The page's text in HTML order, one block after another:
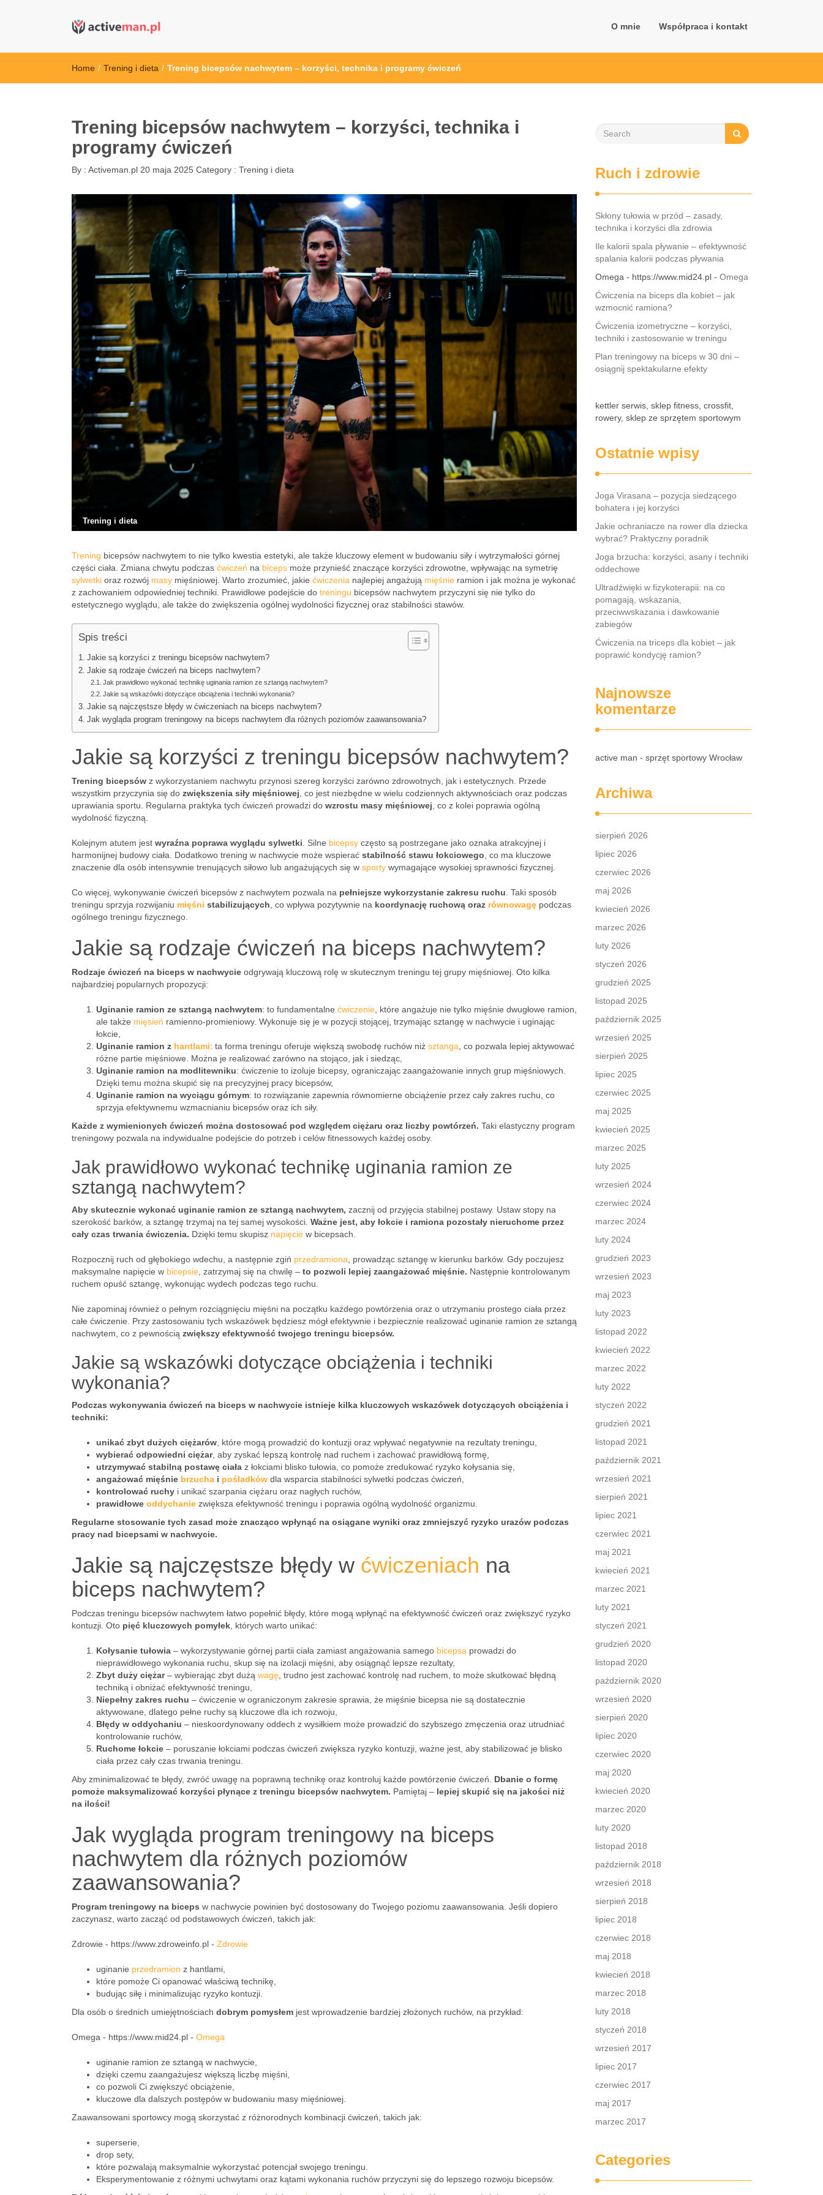
kettler serwis, sklep fitness, crossfit, rowery, sklep ze sprzętem sportowym
O mnie Współpraca i kontakt
Home / Trening i dieta / Trening bicepsów nachwytem – korzyści, technika i programy ćwiczeń
Trening bicepsów nachwytem – korzyści, technika i
programy ćwiczeń
By : Activeman.pl 20 maja 2025 Category : Trening i dieta
Trening i dieta
Trening bicepsów nachwytem to nie tylko kwestia estetyki, ale także kluczowy element w budowaniu siły i wytrzymałości górnej
części ciała. Zmiana chwytu podczas ćwiczeń na biceps może przynieść znaczące korzyści zdrowotne, wpływając na symetrię
sylwetki oraz rozwój masy mięśniowej. Warto zrozumieć, jakie ćwiczenia najlepiej angażują mięśnie ramion i jak można je wykonać
z zachowaniem odpowiedniej techniki. Prawidłowe podejście do treningu bicepsów nachwytem przyczyni się nie tylko do
estetycznego wyglądu, ale także do zwiększenia ogólnej wydolności fizycznej oraz stabilności stawów.
Spis treści
Jakie są korzyści z treningu bicepsów nachwytem?
Jakie są rodzaje ćwiczeń na biceps nachwytem?
Jak prawidłowo wykonać technikę uginania ramion ze sztangą nachwytem?
Jakie są wskazówki dotyczące obciążenia i techniki wykonania?
Jakie są najczęstsze błędy w ćwiczeniach na biceps nachwytem?
Jak wygląda program treningowy na biceps nachwytem dla różnych poziomów zaawansowania?
Jakie są korzyści z treningu bicepsów nachwytem?
Trening bicepsów z wykorzystaniem nachwytu przynosi szereg korzyści zarówno zdrowotnych, jak i estetycznych. Przede
wszystkim przyczynia się do zwiększenia siły mięśniowej , co jest niezbędne w wielu codziennych aktywnościach oraz podczas
uprawiania sportu. Regularna praktyka tych ćwiczeń prowadzi do wzrostu masy mięśniowej , co z kolei poprawia ogólną
wydolność fizyczną.
Kolejnym atutem jest wyraźna poprawa wyglądu sylwetki . Silne bicepsy często są postrzegane jako oznaka atrakcyjnej i
harmonijnej budowy ciała. Dodatkowo trening w nachwycie może wspierać stabilność stawu łokciowego , co ma kluczowe
znaczenie dla osób intensywnie trenujących siłowo lub angażujących się w sporty wymagające wysokiej sprawności fizycznej.
Co więcej, wykonywanie ćwiczeń bicepsów z nachwytem pozwala na pełniejsze wykorzystanie zakresu ruchu . Taki sposób
treningu sprzyja rozwijaniu mięśni stabilizujących , co wpływa pozytywnie na koordynację ruchową oraz równowagę podczas
ogólnego treningu fizycznego.
Jakie są rodzaje ćwiczeń na biceps nachwytem?
Rodzaje ćwiczeń na biceps w nachwycie odgrywają kluczową rolę w skutecznym treningu tej grupy mięśniowej. Oto kilka
najbardziej popularnych propozycji:
Uginanie ramion ze sztangą nachwytem: to fundamentalne ćwiczenie , które angażuje nie tylko mięśnie dwugłowe ramion,
ale także mięsień ramienno-promieniowy. Wykonuje się je w pozycji stojącej, trzymając sztangę w nachwycie i uginając
łokcie,
Uginanie ramion z hantlami: ta forma treningu oferuje większą swobodę ruchów niż sztanga , co pozwala lepiej aktywować
różne partie mięśniowe. Można je realizować zarówno na stojąco, jak i siedząc,
Uginanie ramion na modlitewniku: ćwiczenie to izoluje bicepsy, ograniczając zaangażowanie innych grup mięśniowych.
Dzięki temu można skupić się na precyzyjnej pracy bicepsów,
Uginanie ramion na wyciągu górnym: to rozwiązanie zapewnia równomierne obciążenie przez cały zakres ruchu, co
sprzyja efektywnemu wzmacnianiu bicepsów oraz ich siły.
Każde z wymienionych ćwiczeń można dostosować pod względem ciężaru oraz liczby powtórzeń. Taki elastyczny program
treningowy pozwala na indywidualne podejście do potrzeb i celów fitnessowych każdej osoby.
Jak prawidłowo wykonać technikę uginania ramion ze
sztangą nachwytem?
Aby skutecznie wykonać uginanie ramion ze sztangą nachwytem, zacznij od przyjęcia stabilnej postawy. Ustaw stopy na
szerokość barków, a sztangę trzymaj na tej samej wysokości. Ważne jest, aby łokcie i ramiona pozostały nieruchome przez
cały czas trwania ćwiczenia. Dzięki temu skupisz napięcie w bicepsach.
Rozpocznij ruch od głębokiego wdechu, a następnie zgiń przedramiona , prowadząc sztangę w kierunku barków. Gdy poczujesz
maksymalne napięcie w bicepsie , zatrzymaj się na chwilę – to pozwoli lepiej zaangażować mięśnie. Następnie kontrolowanym
ruchem opuść sztangę, wykonując wydech podczas tego ruchu.
Nie zapominaj również o pełnym rozciągnięciu mięśni na początku każdego powtórzenia oraz o utrzymaniu prostego ciała przez
całe ćwiczenie. Przy zastosowaniu tych wskazówek będziesz mógł efektywnie i bezpiecznie realizować uginanie ramion ze sztangą
nachwytem, co z pewnością zwiększy efektywność twojego treningu bicepsów.
Jakie są wskazówki dotyczące obciążenia i techniki
wykonania?
Podczas wykonywania ćwiczeń na biceps w nachwycie istnieje kilka kluczowych wskazówek dotyczących obciążenia i
techniki:
unikać zbyt dużych ciężarów , które mogą prowadzić do kontuzji oraz wpływać negatywnie na rezultaty treningu,
wybierać odpowiedni ciężar, aby zyskać lepszą kontrolę nad ruchem i zachować prawidłową formę,
utrzymywać stabilną postawę ciała z łokciami blisko tułowia, co pomoże zredukować ryzyko kołysania się,
angażować mięśnie brzucha i pośladków dla wsparcia stabilności sylwetki podczas ćwiczeń,
kontrolować ruchy i unikać szarpania ciężaru oraz nagłych ruchów,
prawidłowe oddychanie zwiększa efektywność treningu i poprawia ogólną wydolność organizmu.
Regularne stosowanie tych zasad może znacząco wpłynąć na osiągane wyniki oraz zmniejszyć ryzyko urazów podczas
pracy nad bicepsami w nachwycie.
Jakie są najczęstsze błędy w ćwiczeniach na
biceps nachwytem?
Podczas treningu bicepsów nachwytem łatwo popełnić błędy, które mogą wpłynąć na efektywność ćwiczeń oraz zwiększyć ryzyko
kontuzji. Oto pięć kluczowych pomyłek , których warto unikać:
Kołysanie tułowia – wykorzystywanie górnej partii ciała zamiast angażowania samego bicepsa prowadzi do
nieprawidłowego wykonania ruchu, skup się na izolacji mięśni, aby osiągnąć lepsze rezultaty,
Zbyt duży ciężar– wybierając zbyt dużą wagę , trudno jest zachować kontrolę nad ruchem, to może skutkować błędną
techniką i obniżać efektywność treningu,
Niepełny zakres ruchu – ćwiczenie w ograniczonym zakresie sprawia, że mięśnie bicepsa nie są dostatecznie
aktywowane, dlatego pełne ruchy są kluczowe dla ich rozwoju,
Błędy w oddychaniu – nieskoordynowany oddech z wysiłkiem może prowadzić do szybszego zmęczenia oraz utrudniać
kontrolowanie ruchów,
Ruchome łokcie – poruszanie łokciami podczas ćwiczeń zwiększa ryzyko kontuzji, ważne jest, aby stabilizować je blisko
ciała przez cały czas trwania treningu.
Aby zminimalizować te błędy, zwróć uwagę na poprawną technikę oraz kontroluj każde powtórzenie ćwiczeń. Dbanie o formę
pomoże maksymalizować korzyści płynące z treningu bicepsów nachwytem. Pamiętaj – lepiej skupić się na jakości niż
na ilości!
Jak wygląda program treningowy na biceps
nachwytem dla różnych poziomów
zaawansowania?
Program treningowy na biceps w nachwycie powinien być dostosowany do Twojego poziomu zaawansowania. Jeśli dopiero
zaczynasz, warto zacząć od podstawowych ćwiczeń, takich jak:
Zdrowie - https://www.zdroweinfo.pl - Zdrowie
uginanie przedramion z hantlami,
które pomoże Ci opanować właściwą technikę,
budując siłę i minimalizując ryzyko kontuzji.
Dla osób o średnich umiejętnościach dobrym pomysłem jest wprowadzenie bardziej złożonych ruchów, na przykład:
Omega - https://www.mid24.pl - Omega
uginanie ramion ze sztangą w nachwycie,
dzięki czemu zaangażujesz większą liczbę mięśni,
co pozwoli Ci zwiększyć obciążenie,
kluczowe dla dalszych postępów w budowaniu masy mięśniowej.
Zaawansowani sportowcy mogą skorzystać z różnorodnych kombinacji ćwiczeń, takich jak:
superserie,
drop sety,
które pozwalają maksymalnie wykorzystać potencjał swojego treningu.
Eksperymentowanie z różnymi uchwytami oraz kątami wykonania ruchów przyczyni się do lepszego rozwoju bicepsów.
Ruch i zdrowie
Skłony tułowia w przód – zasady,
technika i korzyści dla zdrowia
Ile kalorii spala pływanie – efektywność
spalania kalorii podczas pływania
Omega - https://www.mid24.pl - Omega
Ćwiczenia na biceps dla kobiet – jak
wzmocnić ramiona?
Ćwiczenia izometryczne – korzyści,
techniki i zastosowanie w treningu
Plan treningowy na biceps w 30 dni –
osiągnij spektakularne efekty
kettler serwis, sklep fitness, crossfit,
rowery, sklep ze sprzętem sportowym
Ostatnie wpisy
Joga Virasana – pozycja siedzącego
bohatera i jej korzyści
Jakie ochraniacze na rower dla dziecka
wybrać? Praktyczny poradnik
Joga brzucha: korzyści, asany i techniki
oddechowe
Ultradźwięki w fizykoterapii: na co
pomagają, wskazania,
przeciwwskazania i dawkowanie
zabiegów
Ćwiczenia na triceps dla kobiet – jak
poprawić kondycję ramion?
Najnowsze
komentarze
active man - sprzęt sportowy Wrocław
Archiwa
sierpień 2026
lipiec 2026
czerwiec 2026
maj 2026
kwiecień 2026
marzec 2026
luty 2026
styczeń 2026
grudzień 2025
listopad 2025
październik 2025
wrzesień 2025
sierpień 2025
lipiec 2025
czerwiec 2025
maj 2025
kwiecień 2025
marzec 2025
luty 2025
wrzesień 2024
czerwiec 2024
marzec 2024
luty 2024
grudzień 2023
wrzesień 2023
maj 2023
luty 2023
listopad 2022
kwiecień 2022
marzec 2022
luty 2022
styczeń 2022
grudzień 2021
listopad 2021
październik 2021
wrzesień 2021
sierpień 2021
lipiec 2021
czerwiec 2021
maj 2021
kwiecień 2021
marzec 2021
luty 2021
styczeń 2021
grudzień 2020
listopad 2020
październik 2020
wrzesień 2020
sierpień 2020
lipiec 2020
czerwiec 2020
maj 2020
kwiecień 2020
marzec 2020
luty 2020
listopad 2018
październik 2018
wrzesień 2018
sierpień 2018
lipiec 2018
czerwiec 2018
maj 2018
kwiecień 2018
marzec 2018
luty 2018
styczeń 2018
wrzesień 2017
lipiec 2017
czerwiec 2017
maj 2017
marzec 2017
Categories